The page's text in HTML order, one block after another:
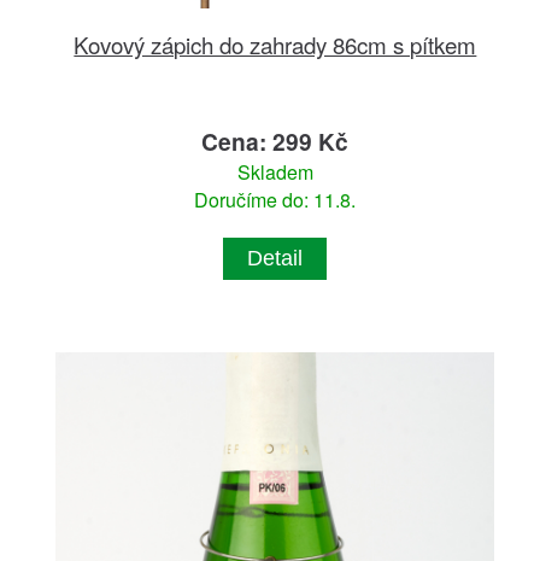
Kovový zápich do zahrady 86cm s pítkem
Cena: 299 Kč
Skladem
Doručíme do: 11.8.
Detail